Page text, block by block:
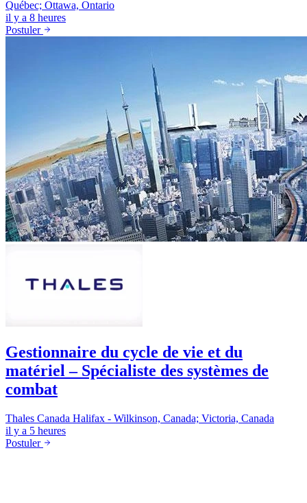
Québec; Ottawa, Ontario
il y a 8 heures
Postuler
Gestionnaire du cycle de vie et du
matériel – Spécialiste des systèmes de
combat
Thales Canada Halifax - Wilkinson, Canada; Victoria, Canada
il y a 5 heures
Postuler